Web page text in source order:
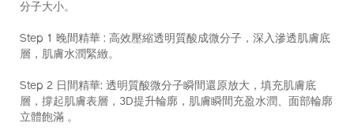
分子大小。
Step 1 晚間精華 : 高效壓縮透明質酸成微分子，深入滲透肌膚底
層，肌膚水潤緊緻。
Step 2 日間精華: 透明質酸微分子瞬間還原放大，填充肌膚底
層，撐起肌膚表層，3D提升輪廓，肌膚瞬間充盈水潤、面部輪廓
立體飽滿 。